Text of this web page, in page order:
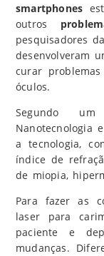
smartphones
outros
pesquisadores
desenvolveram
curar
óculos.
Segundo
Nanotecnologia
a tecnologia,
índice de
de miopia,
Para fazer as
laser para
paciente e
mudanças.